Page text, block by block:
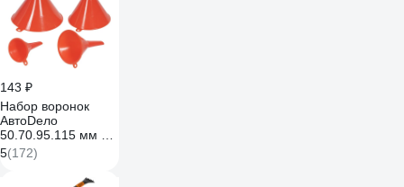
143 ₽
Набор воронок
АвтоDело
50.70.95.115 мм 4
шт. 42104 15165
5(172)